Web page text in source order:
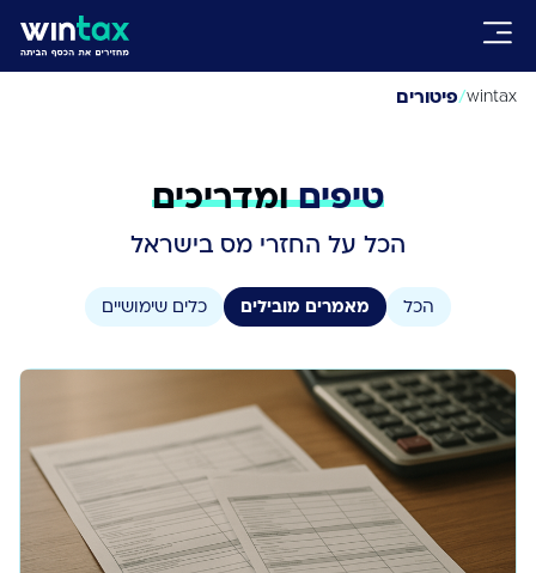
wintax
/פיטורים
טיפיםומדריכים
הכל על החזרי מס בישראל
הכל מאמרים מובילים כלים שימושיים